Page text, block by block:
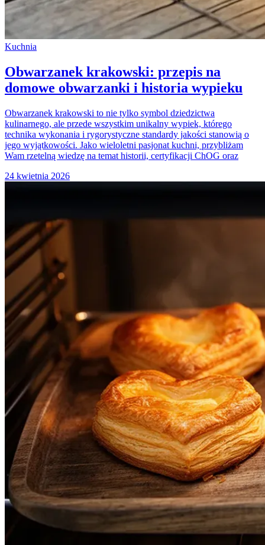
Kuchnia
Obwarzanek krakowski: przepis na
domowe obwarzanki i historia wypieku
Obwarzanek krakowski to nie tylko symbol dziedzictwa
kulinarnego, ale przede wszystkim unikalny wypiek, którego
technika wykonania i rygorystyczne standardy jakości stanowią o
jego wyjątkowości. Jako wieloletni pasjonat kuchni, przybliżam
Wam rzetelną wiedzę na temat historii, certyfikacji ChOG oraz
24 kwietnia 2026